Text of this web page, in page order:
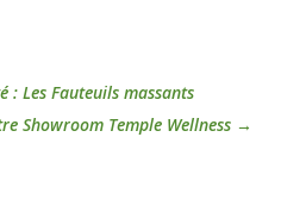
: Les Fauteuils massants
Showroom Temple Wellness →